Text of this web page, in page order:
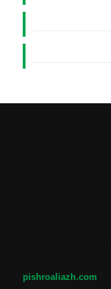
pishroaliazh.com